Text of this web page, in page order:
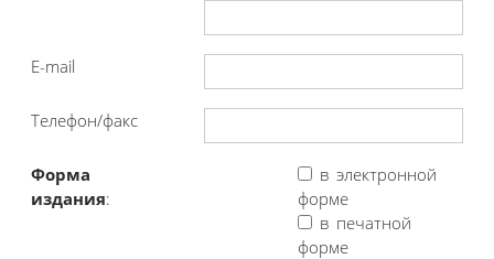
E-mail
Телефон/факс
Форма
издания:
в электронной
форме
в печатной
форме